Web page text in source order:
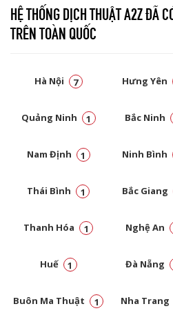
HỆ THỐNG DỊCH THUẬT A2Z ĐÃ
TRÊN TOÀN QUỐC
Hà Nội 7 Hưng Yên
Quảng Ninh 1 Bắc Ninh
Nam Định 1 Ninh Bình
Thái Bình 1 Bắc Giang
Thanh Hóa 1 Nghệ An
Huế 1 Đà Nẵng
Buôn Ma Thuật 1 Nha Trang